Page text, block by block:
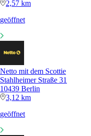
2,57 km
geöffnet
Netto mit dem Scottie
Stahlheimer Straße 31
10439 Berlin
3,12 km
geöffnet